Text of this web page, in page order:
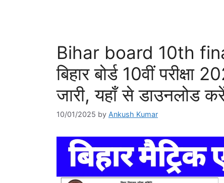
Bihar board 10th
बिहार बोर्ड 10वीं
जारी, यहाँ से डाउनलोड
10/01/2025 by Ankush Kumar